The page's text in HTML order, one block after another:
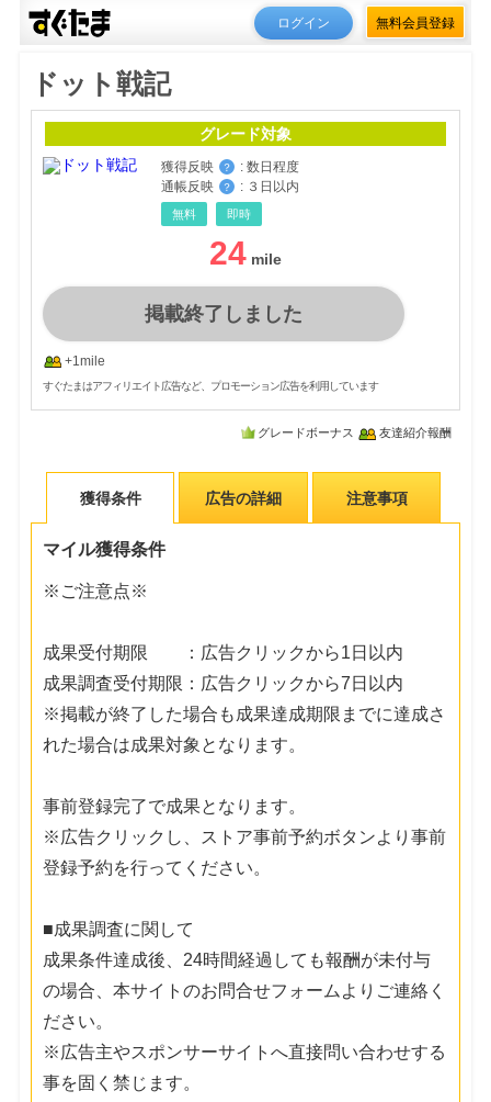
ログイン 無料会員登録
ドット戦記
グレード対象
獲得反映 ？ : 数日程度
通帳反映
？ : ３日以内
無料 即時
24
掲載終了しました
+1mile
すぐたまはアフィリエイト広告など、プロモーション広告を利用しています
グレードボーナス 友達紹介報酬
獲得条件 広告の詳細 注意事項
マイル獲得条件
※ご注意点※
成果受付期限 ：広告クリックから1日以内
成果調査受付期限：広告クリックから7日以内
※掲載が終了した場合も成果達成期限までに達成さ
れた場合は成果対象となります。
事前登録完了で成果となります。
※広告クリックし、ストア事前予約ボタンより事前
登録予約を行ってください。
■成果調査に関して
成果条件達成後、24時間経過しても報酬が未付与
の場合、本サイトのお問合せフォームよりご連絡く
ださい。
※広告主やスポンサーサイトへ直接問い合わせする
事を固く禁じます。